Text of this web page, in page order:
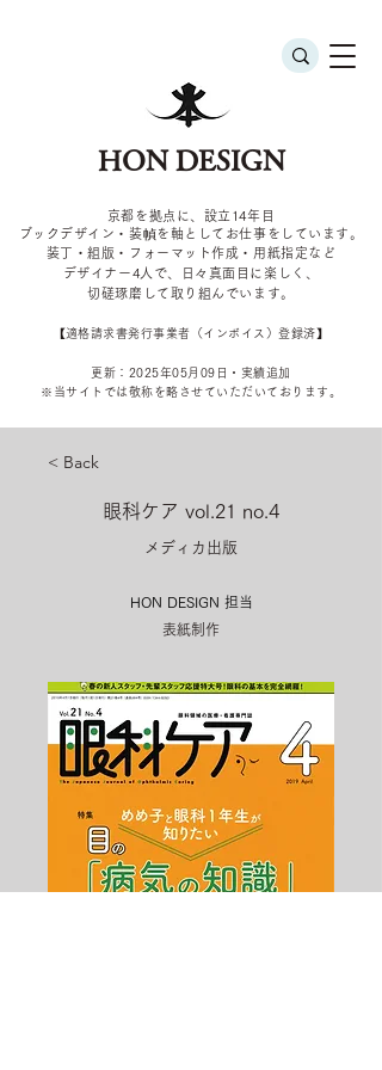
HON DESIGN
京都を拠点に、設立14年目
ブックデザイン・装幀を軸としてお仕事をしています。
装丁・組版・フォーマット作成・用紙指定など
デザイナー4 人で、日々真面目に楽しく、
切磋琢磨して取り組んでいます。
​【適格請求書発行事業者（インボイス）登録済】
更新：2025年05 月09 日・実績追加
​※当サイトでは敬称を 略させていただいております。
< Back
眼科ケア vol.21 no.4
メディカ出版
HON DESIGN​ 担当
表紙制作